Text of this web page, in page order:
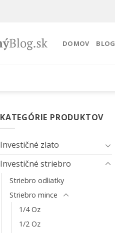
DOMOV BLOG
KATEGÓRIE PRODUKTOV
Investičné zlato
Investičné striebro
Striebro odliatky
Striebro mince
1/4 Oz
1/2 Oz